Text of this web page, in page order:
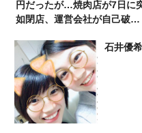
円だったが…焼肉店が7日に
如閉店、運営会社が自己破産
「突然のご報告となり申し訳
ございません」
石井優